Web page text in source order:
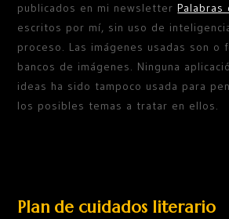
publicados en mi newsletterPalabras
escritos por mí, sin uso de
proceso. Las imágenes usadas son o
bancos de imágenes. Ninguna
ideas ha sido tampoco usada para
los posibles temas a tratar en ellos.
Plan de cuidados literario